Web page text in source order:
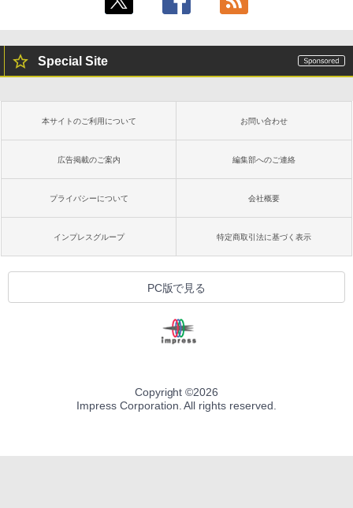
Special Site
本サイトのご利用について お問い合わせ
広告掲載のご案内 編集部へのご連絡
プライバシーについて 会社概要
インプレスグループ 特定商取引法に基づく表示
PC版で見る
Copyright ©2026
Impress Corporation. All rights reserved.